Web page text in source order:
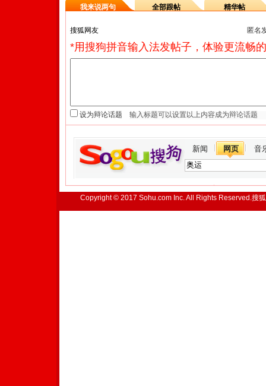
我来说两句 全部跟帖 精华帖
匿名
*用搜狗拼音输入法发帖子，体验更流畅
设为辩论话题
新闻 网页 音
Copyright © 2017 Sohu.com Inc. All Rights Reserved.搜